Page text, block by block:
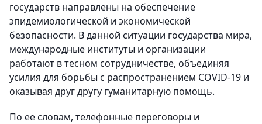
государств направлены на обеспечение
эпидемиологической и экономической
безопасности. В данной ситуации государства мира,
международные институты и организации
работают в тесном сотрудничестве, объединяя
усилия для борьбы с распространением COVID-19 и
оказывая друг другу гуманитарную помощь.
По ее словам, телефонные переговоры и